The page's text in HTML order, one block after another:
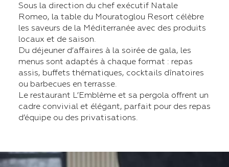
Sous la direction du chef exécutif Natale
Romeo, la table du Mouratoglou Resort célèbre
les saveurs de la Méditerranée avec des produits
locaux et de saison.
Du déjeuner d’affaires à la soirée de gala, les
menus sont adaptés à chaque format : repas
assis, buffets thématiques, cocktails dînatoires
ou barbecues en terrasse.
Le restaurant L’Emblème et sa pergola offrent un
cadre convivial et élégant, parfait pour des repas
d’équipe ou des privatisations.